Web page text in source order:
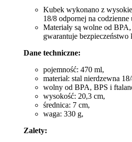
Kubek wykonano z
18/8 odpornej na
Materiały są wolne od
gwarantuje
Dane techniczne:
pojemność: 470 ml,
materiał: stal nierdzewna
wolny od BPA, BPS i
wysokość: 20,3 cm,
średnica: 7 cm,
waga: 330 g,
Zalety: